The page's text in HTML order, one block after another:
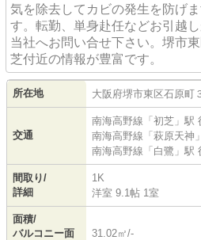
気を除去してカビの発生を防げ
す。転勤、単身赴任などお引越
当社へお問い合せ下さい。堺市
芝付近の情報が豊富です。
所在地 大阪府堺市東区石原町
交通
南海高野線 「 初芝 」駅
南海高野線 「 萩原天神
南海高野線 「 白鷺 」駅
間取り/
詳細
1K
洋室 9.1帖 1室
面積/
バルコニー面
31.02㎡/-